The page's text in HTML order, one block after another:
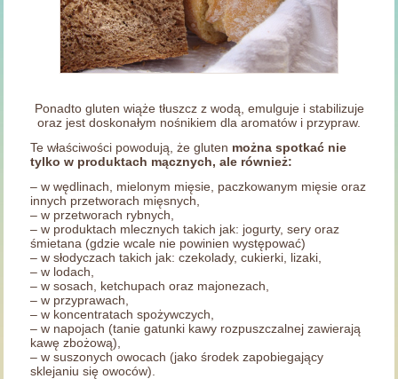
Ponadto gluten wiąże tłuszcz z wodą, emulguje i stabilizuje
oraz jest doskonałym nośnikiem dla aromatów i przypraw.
Te właściwości powodują, że gluten można spotkać nie
tylko w produktach mącznych, ale również:
– w wędlinach, mielonym mięsie, paczkowanym mięsie oraz
innych przetworach mięsnych,
– w przetworach rybnych,
– w produktach mlecznych takich jak: jogurty, sery oraz
śmietana (gdzie wcale nie powinien występować)
– w słodyczach takich jak: czekolady, cukierki, lizaki,
– w lodach,
– w sosach, ketchupach oraz majonezach,
– w przyprawach,
– w koncentratach spożywczych,
– w napojach (tanie gatunki kawy rozpuszczalnej zawierają
kawę zbożową),
– w suszonych owocach (jako środek zapobiegający
sklejaniu się owoców).